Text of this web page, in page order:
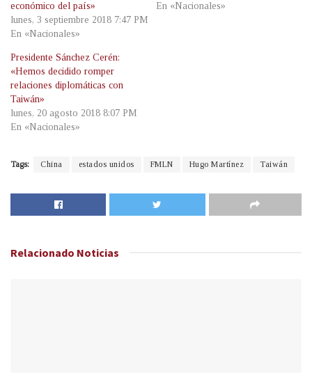
económico del país»
lunes, 3 septiembre 2018 7:47 PM
En «Nacionales»
En «Nacionales»
Presidente Sánchez Cerén:
«Hemos decidido romper
relaciones diplomáticas con
Taiwán»
lunes, 20 agosto 2018 8:07 PM
En «Nacionales»
Tags: China estados unidos FMLN Hugo Martínez Taiwán
Relacionado Noticias